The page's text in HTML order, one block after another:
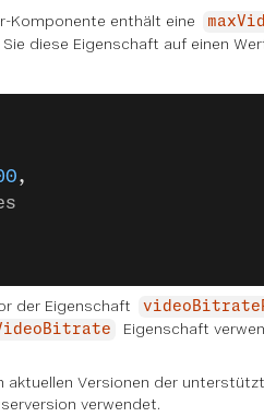
Komponente enthält eine
diese Eigenschaft auf einen
,
der Eigenschaft
Eigenschaft
aktuellen Versionen der
verwendet.